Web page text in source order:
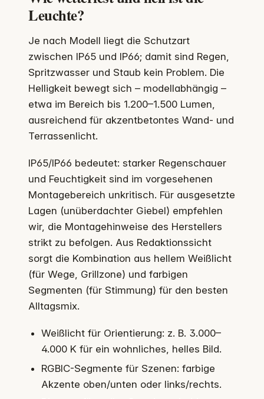
Leuchte?
Je nach Modell liegt die Schutzart
zwischen IP65 und IP66; damit sind Regen,
Spritzwasser und Staub kein Problem. Die
Helligkeit bewegt sich – modellabhängig –
etwa im Bereich bis 1.200–1.500 Lumen,
ausreichend für akzentbetontes Wand- und
Terrassenlicht.
IP65/IP66 bedeutet: starker Regenschauer
und Feuchtigkeit sind im vorgesehenen
Montagebereich unkritisch. Für ausgesetzte
Lagen (unüberdachter Giebel) empfehlen
wir, die Montagehinweise des Herstellers
strikt zu befolgen. Aus Redaktionssicht
sorgt die Kombination aus hellem Weißlicht
(für Wege, Grillzone) und farbigen
Segmenten (für Stimmung) für den besten
Alltagsmix.
Weißlicht für Orientierung: z. B. 3.000–
4.000 K für ein wohnliches, helles Bild.
RGBIC-Segmente für Szenen: farbige
Akzente oben/unten oder links/rechts.